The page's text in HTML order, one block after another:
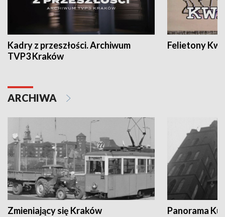
Kadry z przeszłości. Archiwum
TVP3 Kraków
Felietony
ARCHIWA
Zmieniający się Kraków Panorama